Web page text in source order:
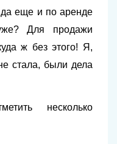
да еще и по аренде
Для продажи
ж без этого! Я,
стала, были дела
несколько